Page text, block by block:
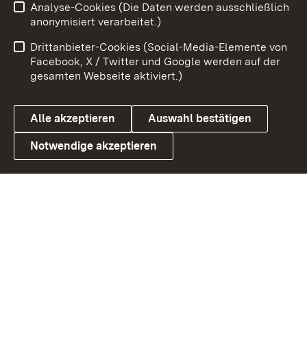
Link zum Landesportal
Benutzungshinweise
Barrierefreiheit
Datenschutz
Cookies
Analyse-Cookies (Die Daten werden ausschließlich
anonymisiert verarbeitet.)
Drittanbieter-Cookies (Social-Media-Elemente von
Facebook, X / Twitter und Google werden auf der
gesamten Webseite aktiviert.)
Alle akzeptieren Auswahl bestätigen
Notwendige akzeptieren